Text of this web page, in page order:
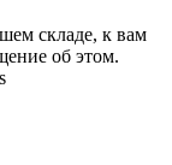
складе, к вам
об этом.